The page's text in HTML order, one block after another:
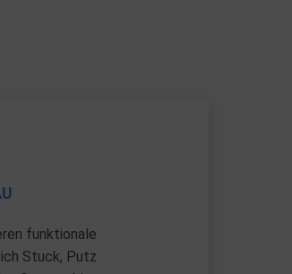
funktionale
Stuck, Putz